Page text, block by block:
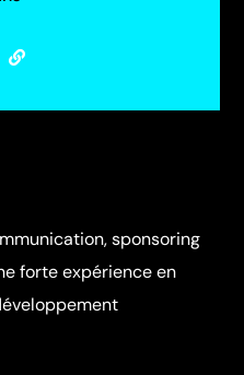
sponsoring
forte expérience en